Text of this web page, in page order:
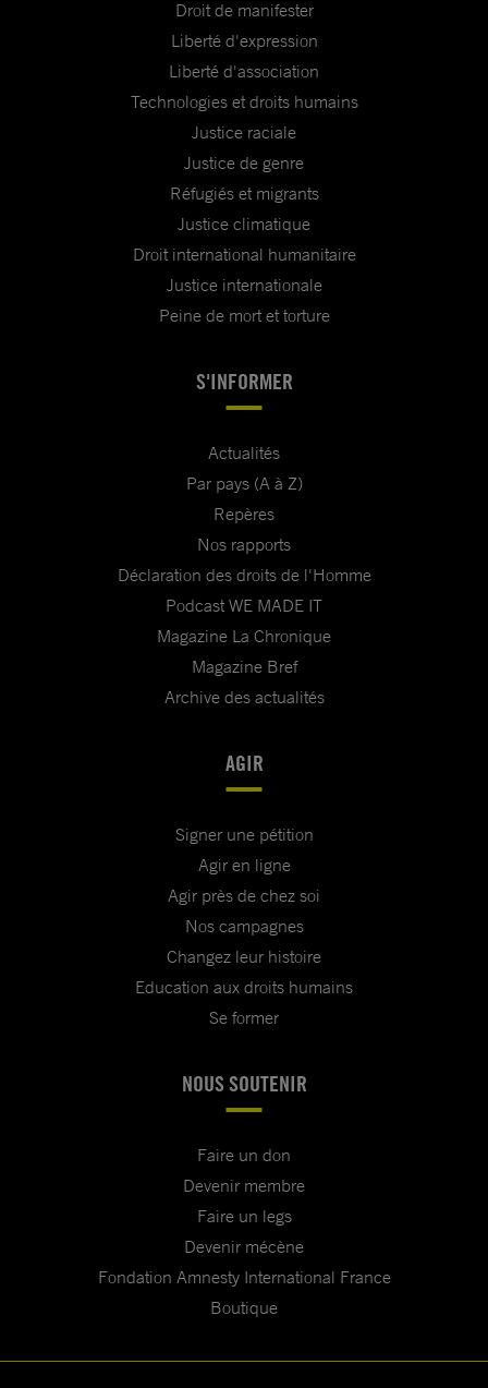
Droit de manifester
Liberté d'expression
Liberté d'association
Technologies et droits humains
Justice raciale
Justice de genre
Réfugiés et migrants
Justice climatique
Droit international humanitaire
Justice internationale
Peine de mort et torture
S'INFORMER
Actualités
Par pays (A à Z)
Repères
Nos rapports
Déclaration des droits de l'Homme
Podcast WE MADE IT
Magazine La Chronique
Magazine Bref
Archive des actualités
AGIR
Signer une pétition
Agir en ligne
Agir près de chez soi
Nos campagnes
Changez leur histoire
Education aux droits humains
Se former
NOUS SOUTENIR
Faire un don
Devenir membre
Faire un legs
Devenir mécène
Fondation Amnesty International France
Boutique